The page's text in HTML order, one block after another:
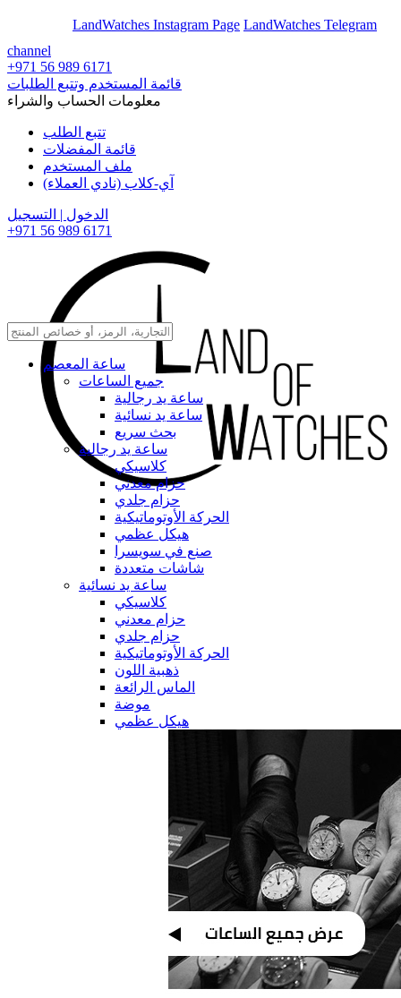
LandWatches Instagram Page LandWatches Telegram
channel
+971 56 989 6171
قائمة المستخدم وتتبع الطلبات
معلومات الحساب والشراء
تتبع الطلب
قائمة المفضلات
ملف المستخدم
آي-كلاب (نادي العملاء)
الدخول | التسجيل
+971 56 989 6171
ساعة المعصم
جميع الساعات
ساعة يد رجالية
ساعة يد نسائية
بحث سريع
ساعة يد رجالية
كلاسيكي
حزام معدني
حزام جلدي
الحركة الأوتوماتيكية
هيكل عظمي
صنع في سويسرا
شاشات متعددة
ساعة يد نسائية
كلاسيكي
حزام معدني
حزام جلدي
الحركة الأوتوماتيكية
ذهبية اللون
الماس الرائعة
موضة
هيكل عظمي